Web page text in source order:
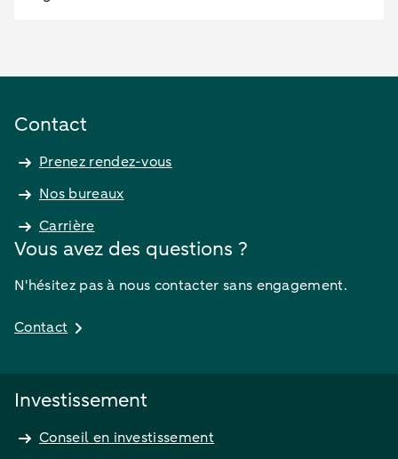
Contact
Prenez rendez-vous
Nos bureaux
Carrière
Vous avez des questions ?
N'hésitez pas à nous contacter sans engagement.
Contact
Investissement
Conseil en investissement